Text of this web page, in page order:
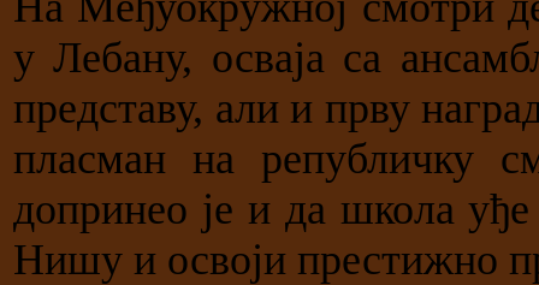
у Лебану, осваја са
представу, али и прву
пласман на републичку
допринео је и да школа
Нишу и освоји престижно